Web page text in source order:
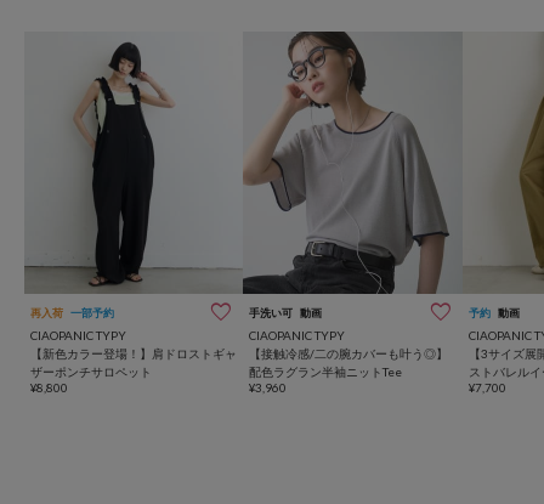
再入荷 一部予約
CIAOPANIC TYPY
【新色カラー登場！】肩ドロストギャ
ザーポンチサロペット
¥8,800
手洗い可 動画
CIAOPANIC TYPY
【接触冷感/二の腕カバーも叶う◎】
配色ラグラン半袖ニットTee
¥3,960
予約 動画
CIAOPANIC
【3サイズ
ストバレル
¥7,700